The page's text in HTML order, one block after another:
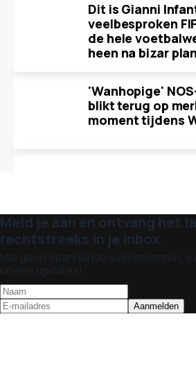
Dit is Gianni
veelbesproken
de hele
heen na bizar plan
'Wanhopige'
blikt terug op
moment tijdens
Meld je aan en ontvang het
rechtstreeks in je inbox.
Mis geen spannende evenementen,
unieke updates!